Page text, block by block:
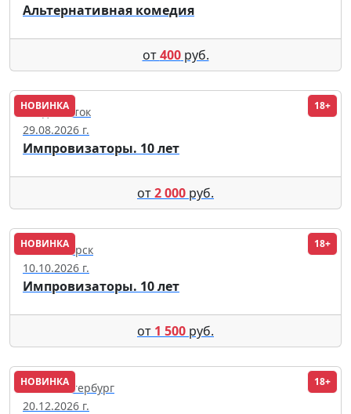
Альтернативная комедия
от400руб.
НОВИНКА 18+
Владивосток
29.08.2026 г.
Импровизаторы. 10 лет
от2 000 руб.
НОВИНКА 18+
Новосибирск
10.10.2026 г.
Импровизаторы. 10 лет
от 1 500 руб.
НОВИНКА 18+
Санкт-Петербург
20.12.2026 г.